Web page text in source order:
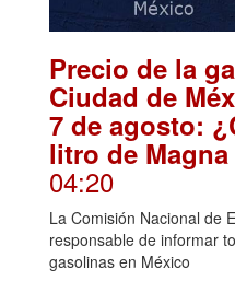
Precio de la
Ciudad de
7 de agosto:
litro de
04:20
La Comisión Nacional de
responsable de informar
gasolinas en México